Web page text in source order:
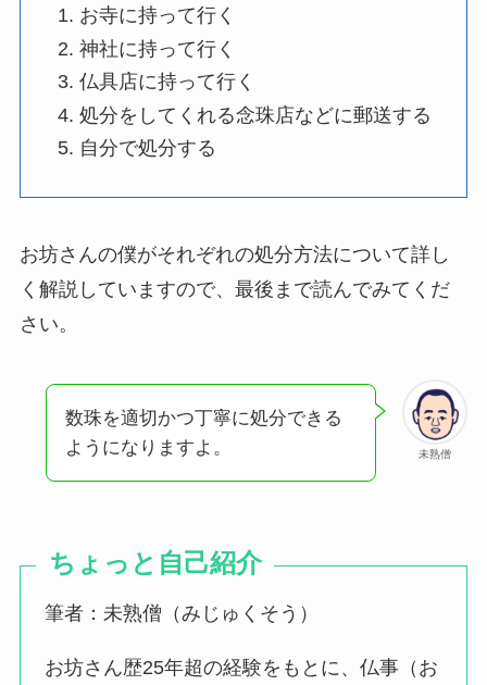
お寺に持って行く
神社に持って行く
仏具店に持って行く
処分をしてくれる念珠店などに郵送する
自分で処分する
お坊さんの僕がそれぞれの処分方法について詳し
く解説していますので、最後まで読んでみてくだ
さい。
未熟僧
数珠を適切かつ丁寧に処分できる
ようになりますよ。
ちょっと自己紹介
筆者：未熟僧（みじゅくそう）
お坊さん歴25年超の経験をもとに、仏事（お